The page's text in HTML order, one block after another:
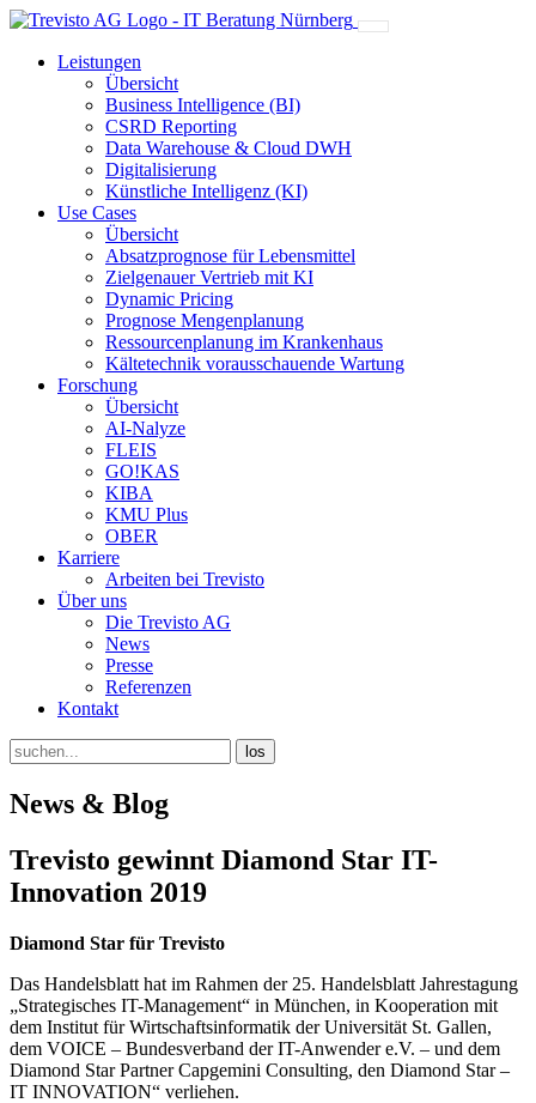
Leistungen
Übersicht
Business Intelligence (BI)
CSRD Reporting
Data Warehouse & Cloud DWH
Digitalisierung
Künstliche Intelligenz (KI)
Use Cases
Übersicht
Absatzprognose für Lebensmittel
Zielgenauer Vertrieb mit KI
Dynamic Pricing
Prognose Mengenplanung
Ressourcenplanung im Krankenhaus
Kältetechnik vorausschauende Wartung
Forschung
Übersicht
AI-Nalyze
FLEIS
GO!KAS
KIBA
KMU Plus
OBER
Karriere
Arbeiten bei Trevisto
Über uns
Die Trevisto AG
News
Presse
Referenzen
Kontakt
News & Blog
Trevisto gewinnt Diamond Star IT-
Innovation 2019
Diamond Star für Trevisto
Das Handelsblatt hat im Rahmen der 25. Handelsblatt Jahrestagung
„Strategisches IT-Management“ in München, in Kooperation mit
dem Institut für Wirtschaftsinformatik der Universität St. Gallen,
dem VOICE – Bundesverband der IT-Anwender e.V. – und dem
Diamond Star Partner Capgemini Consulting, den Diamond Star –
IT INNOVATION“ verliehen.